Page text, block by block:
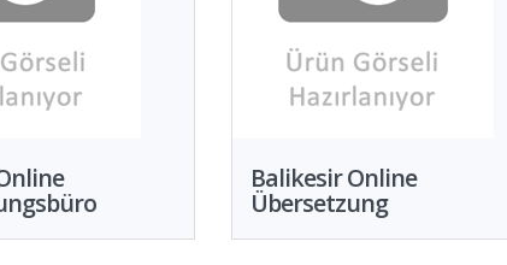
Balikesir Online
Übersetzung